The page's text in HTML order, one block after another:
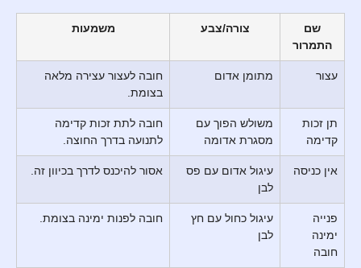
שם
התמרור
צורה/צבע משמעות
עצור מתומן אדום
חובה לעצור עצירה מלאה
בצומת.
תן זכות
קדימה
משולש הפוך עם
מסגרת אדומה
חובה לתת זכות קדימה
לתנועה בדרך החוצה.
אין כניסה
עיגול אדום עם פס
לבן
אסור להיכנס לדרך בכיוון זה.
פנייה
ימינה
חובה
עיגול כחול עם חץ
לבן
חובה לפנות ימינה בצומת.